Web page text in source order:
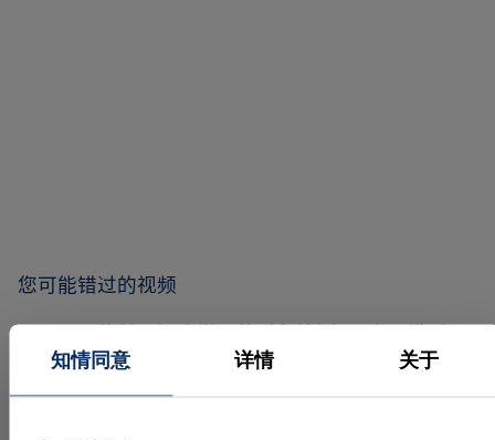
知情同意 详情 关于
您可能错过的视频
HALCON的基于深度学习的对象检测4：应用模型
（推理）